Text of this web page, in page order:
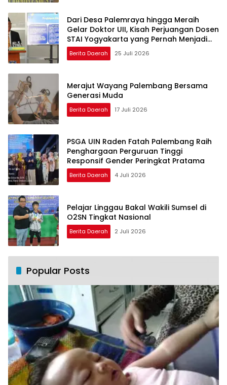
Dari Desa Palemraya hingga Meraih
Gelar Doktor UII, Kisah Perjuangan Dosen
STAI Yogyakarta yang Pernah Menjadi
Driver Taksi Online
Berita Daerah 25 Juli 2026
Merajut Wayang Palembang Bersama
Generasi Muda
Berita Daerah 17 Juli 2026
PSGA UIN Raden Fatah Palembang Raih
Penghargaan Perguruan Tinggi
Responsif Gender Peringkat Pratama
Berita Daerah 4 Juli 2026
Pelajar Linggau Bakal Wakili Sumsel di
O2SN Tingkat Nasional
Berita Daerah 2 Juli 2026
Popular Posts